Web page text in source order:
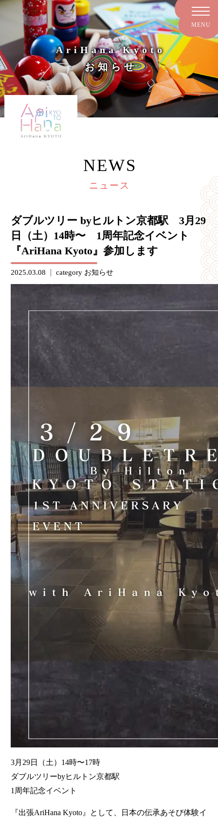
AriHana Kyoto
お知らせ
NEWS
ニュース
ダブルツリー byヒルトン京都駅 3月29
日（土）14時〜 1周年記念イベント
『AriHana Kyoto』参加します
2025.03.08 category お知らせ
3月29日（土）14時〜17時
ダブルツリーbyヒルトン京都駅
1周年記念イベント
『出張AriHana Kyoto』として、日本の伝承あそび体験イ